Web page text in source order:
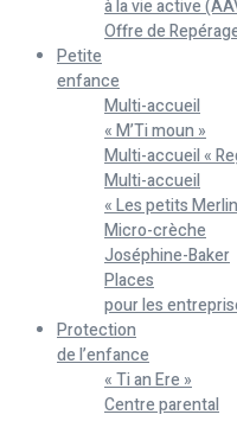
à la vie active
Offre de
Petite
enfance
Multi-accueil
« M’Ti moun »
Multi-accueil «
Multi-accueil
« Les petits
Micro-crèche
Joséphine-Baker
Places
pour les
Protection
de l’enfance
« Ti an Ere »
Centre parental